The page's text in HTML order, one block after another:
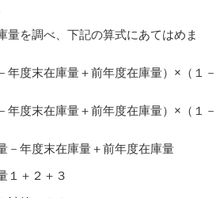
量を調べ、下記の算式にあてはめま
年度末在庫量＋前年度在庫量）×（１－
年度末在庫量＋前年度在庫量）×（１－
－年度末在庫量＋前年度在庫量
１＋２＋３